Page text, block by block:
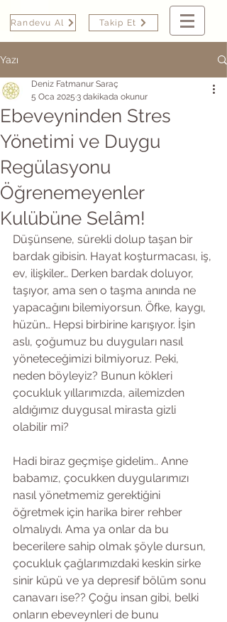
Randevu Al Takip Et
Yazı
Ebeveyninden Stres
Yönetimi ve Duygu
Regülasyonu
Öğrenemeyenler
Kulübüne Selâm!
Deniz Fatmanur Saraç
5 Oca 2025 3 dakikada okunur
Düşünsene, sürekli dolup taşan bir
bardak gibisin. Hayat koşturmacası, iş,
ev, ilişkiler… Derken bardak doluyor,
taşıyor, ama sen o taşma anında ne
yapacağını bilemiyorsun. Öfke, kaygı,
hüzün… Hepsi birbirine karışıyor. İşin
aslı, çoğumuz bu duyguları nasıl
yöneteceğimizi bilmiyoruz. Peki,
neden böyleyiz? Bunun kökleri
çocukluk yıllarımızda, ailemizden
aldığımız duygusal mirasta gizli
olabilir mi?
Hadi biraz geçmişe gidelim.. Anne
babamız, çocukken duygularımızı
nasıl yönetmemiz gerektiğini
öğretmek için harika birer rehber
olmalıydı. Ama ya onlar da bu
becerilere sahip olmak şöyle dursun,
çocukluk çağlarımızdaki keskin sirke
sinir küpü ve ya depresif bölüm sonu
canavarı ise?? Çoğu insan gibi, belki
onların ebeveynleri de bunu